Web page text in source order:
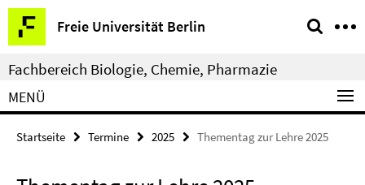
Springe
direkt
zu
Inhalt
Freie Universität Berlin
Service-
Navigation
Fachbereich Biologie, Chemie, Pharmazie
MENÜ
Startseite Termine 2025 Thementag zur Lehre 2025